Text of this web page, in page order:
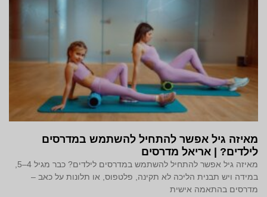
מאיזה גיל אפשר להתחיל להשתמש במדרסים
לילדים? | אריאל מדרסים
מאיזה גיל אפשר להתחיל להשתמש במדרסים לילדים? כבר מגיל 4–5,
במידה ויש תבנית הליכה לא תקינה, פלטפוס, או תלונות על כאב –
מדרסים בהתאמה אישית